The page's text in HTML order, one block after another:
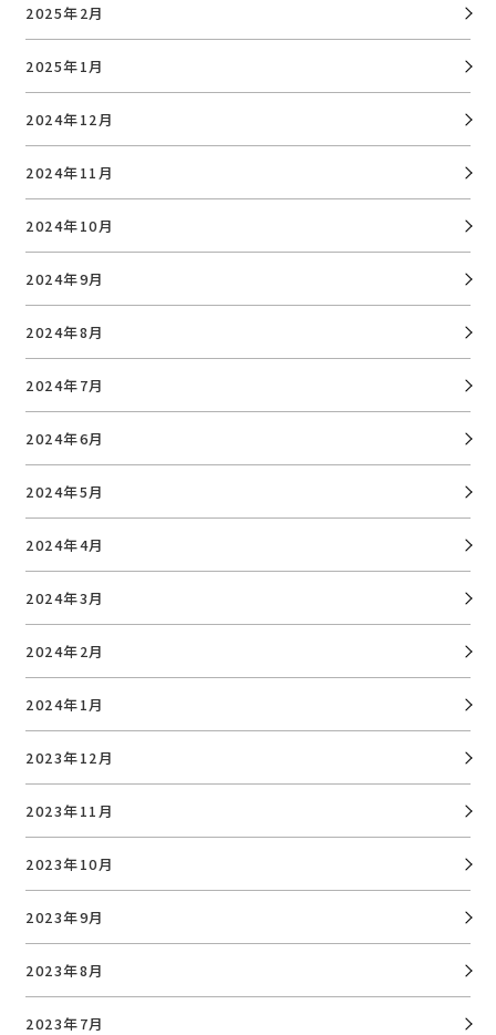
2025年2月
2025年1月
2024年12月
2024年11月
2024年10月
2024年9月
2024年8月
2024年7月
2024年6月
2024年5月
2024年4月
2024年3月
2024年2月
2024年1月
2023年12月
2023年11月
2023年10月
2023年9月
2023年8月
2023年7月